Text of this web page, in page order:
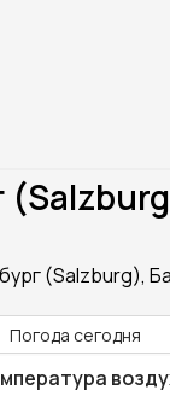
(Salzburg),
Погода сегодня